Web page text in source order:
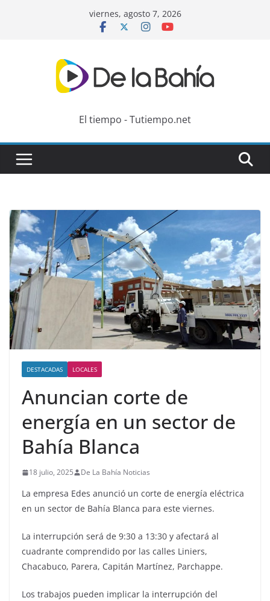
viernes, agosto 7, 2026
El tiempo - Tutiempo.net
DESTACADAS LOCALES
Anuncian corte de
energía en un sector de
Bahía Blanca
18 julio, 2025 De La Bahía Noticias
La empresa Edes anunció un corte de energía eléctrica
en un sector de Bahía Blanca para este viernes.
La interrupción será de 9:30 a 13:30 y afectará al
cuadrante comprendido por las calles Liniers,
Chacabuco, Parera, Capitán Martínez, Parchappe.
Los trabajos pueden implicar la interrupción del